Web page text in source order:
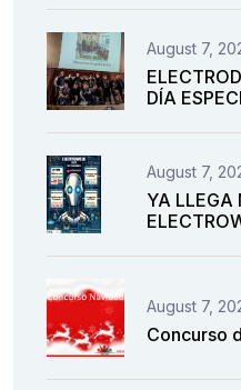
August 7,
DÍA
August 7,
YA LLEGA
August 7,
Concurso